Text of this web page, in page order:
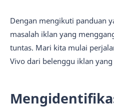
Dengan mengikuti panduan
masalah iklan yang
tuntas. Mari kita mulai
Vivo dari belenggu iklan